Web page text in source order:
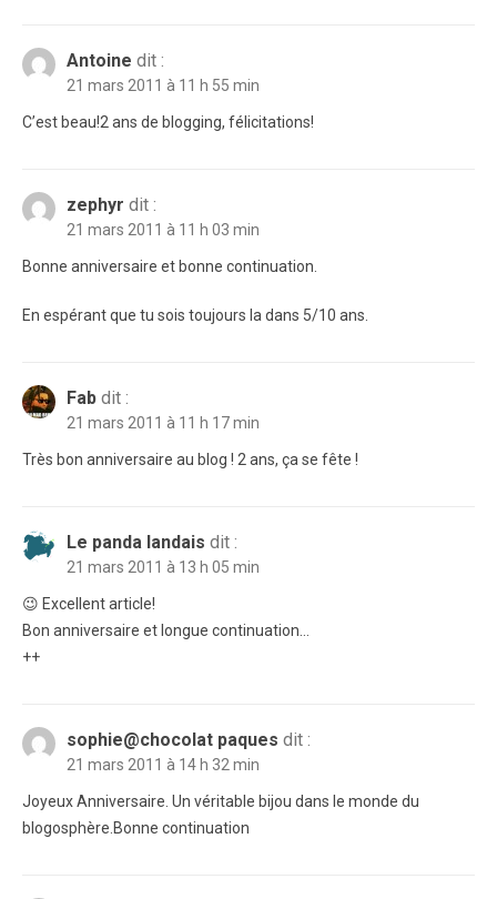
Antoine dit :
21 mars 2011 à 11 h 55 min
C’est beau!2 ans de blogging, félicitations!
zephyr dit :
21 mars 2011 à 11 h 03 min
Bonne anniversaire et bonne continuation.
En espérant que tu sois toujours la dans 5/10 ans.
Fab dit :
21 mars 2011 à 11 h 17 min
Très bon anniversaire au blog ! 2 ans, ça se fête !
Le panda landais dit :
21 mars 2011 à 13 h 05 min
😉 Excellent article!
Bon anniversaire et longue continuation…
++
sophie@chocolat paques dit :
21 mars 2011 à 14 h 32 min
Joyeux Anniversaire. Un véritable bijou dans le monde du
blogosphère.Bonne continuation